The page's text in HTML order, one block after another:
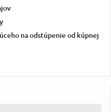
na odstúpenie od kúpnej